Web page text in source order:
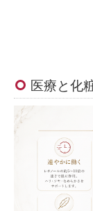
医療と化